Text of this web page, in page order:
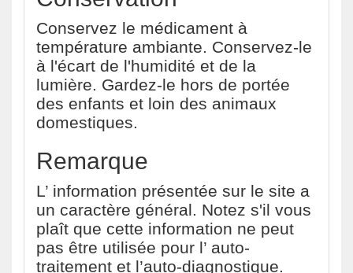
Conservez le médicament à
température ambiante. Conservez-le
à l'écart de l'humidité et de la
lumière. Gardez-le hors de portée
des enfants et loin des animaux
domestiques.
Remarque
L’ information présentée sur le site a
un caractère général. Notez s'il vous
plaît que cette information ne peut
pas être utilisée pour l’ auto-
traitement et l’auto-diagnostique.